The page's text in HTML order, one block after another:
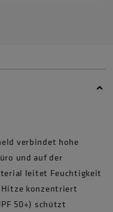
verbindet hohe
und auf der
leitet Feuchtigkeit
Hitze konzentriert
50+) schützt